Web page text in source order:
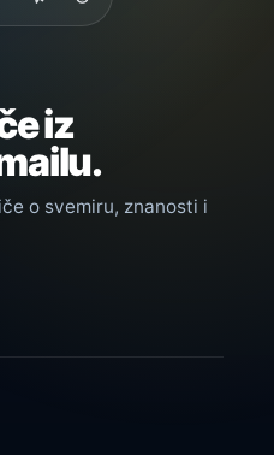
iz
o svemiru, znanosti i